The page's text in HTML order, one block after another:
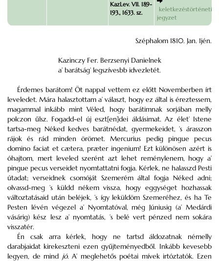
KazLev. VII. 189-
193., 1633. sz.
keletkezéstörténeti
jegyzet
Széphalom 1810. Jan. 1jén.
Kazinczy Fer. Berzsenyi Danielnek
a’ barátság’ legszívesbb idvezletét.
Érdemes barátom! Öt nappal vettem ez előtt Novemberben írt
leveledet. Mára halasztottam a’ választ, hogy ez által is éreztessem,
magammal inkább mint Véled, hogy barátimnak sorjában melly
polczon űlsz. Fogadd-el új eszt[en]dei áldásimat. Az élet’ Istene
tartsa-meg Néked kedves barátnédat, gyermekeidet, ’s árasszon
rájok és rád minden örömet. Mercurius pedig pingue pecus
domino faciat et cætera, præter ingenium! Ezt különösen azért is
óhajtom, mert leveled szerént azt lehet reménylenem, hogy a’
pingue pecus verseidet nyomtattatni fogja. Kérlek, ne halasszd Pesti
útadat; verseidnek csomóját Szemerém által fogja Néked adni;
olvassd-meg ’s küldd nékem vissza, hogy eggységet hozhassak
változtatásaid után beléjek, ’s így leküldöm Szemeréhez, és ha Te
Pesten lévén végezel a’ Nyomtatóval, még Júniusig (a’ Medárdi
vásárig) kész lesz a’ nyomtatás, ’s belé vert pénzed nem sokára
visszatér.
Én csak arra kérlek, hogy ne tartsd áldozatnak némelly
darabjaidat kirekeszteni ezen gyűjteményedből. Inkább kevesebb
legyen, de mind jó. A’ meglehetős poétai mívek irtóztatók. Ezen